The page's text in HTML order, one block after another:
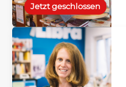
Jetzt geschlossen